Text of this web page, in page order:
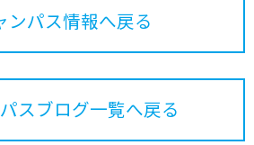
ンパス情報へ戻る
スブログ一覧へ戻る